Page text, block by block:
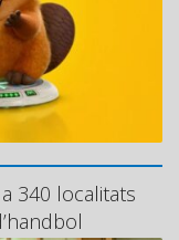
340 localitats